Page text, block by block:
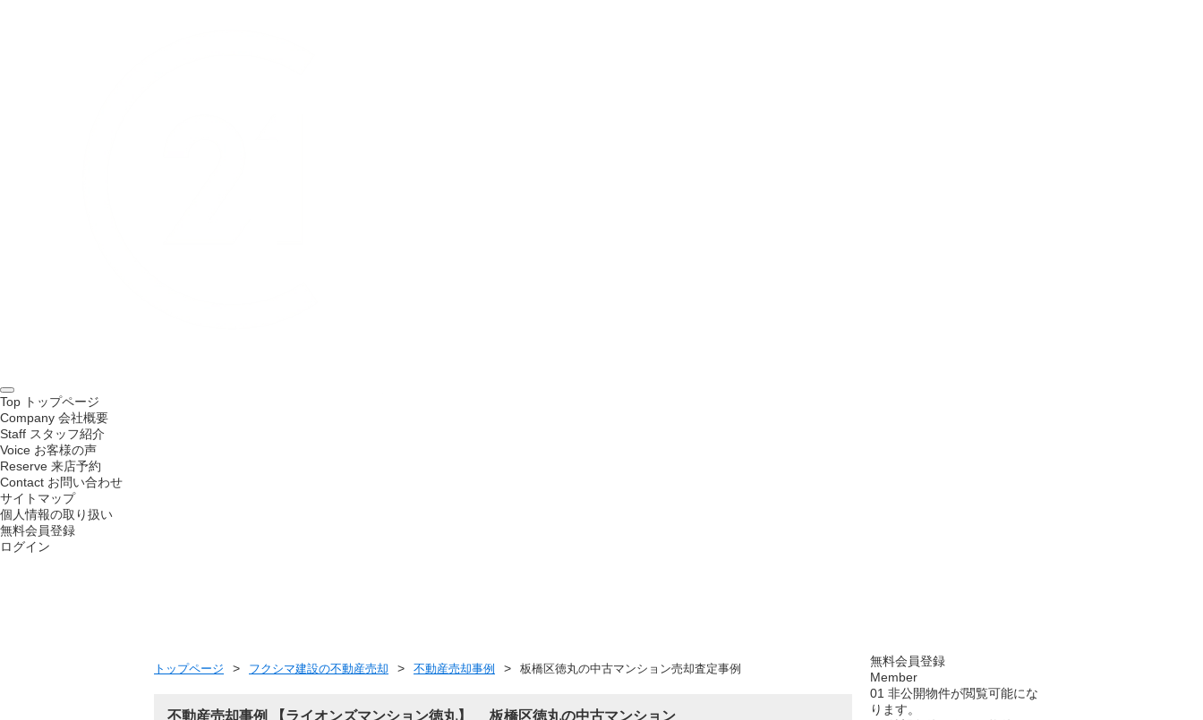
Top トップページ
Company 会社概要
Staff スタッフ紹介
Voice お客様の声
Reserve 来店予約
Contact お問い合わせ
サイトマップ
個人情報の取り扱い
無料会員登録
ログイン
トップページ フクシマ建設の不動産売却 不動産売却事例 板橋区徳丸の中古マンション売却査定事例
不動産売却事例 ライオンズマンション徳丸 板橋区徳丸の中古マンション
無料会員登録
Member
01 非公開物件が閲覧可能にな
ります。